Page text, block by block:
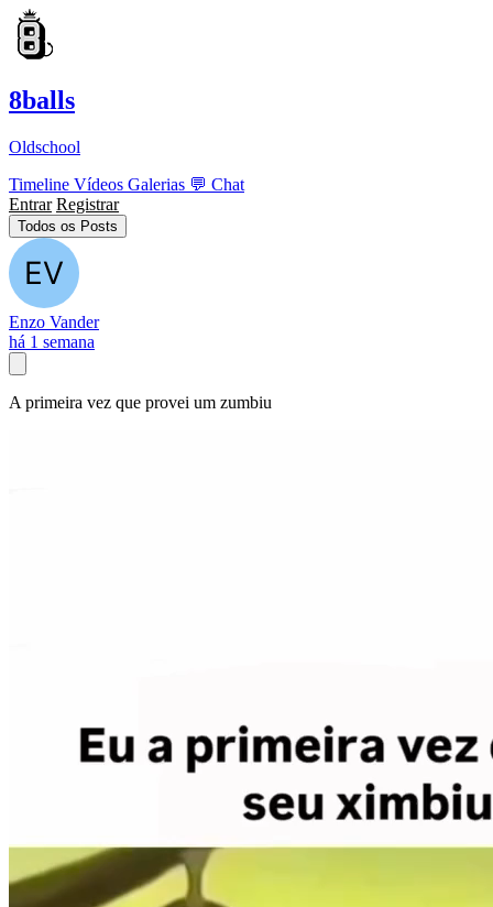
8balls
Oldschool
Timeline Vídeos Galerias 💬 Chat
Entrar Registrar
Todos os Posts
Enzo Vander
há 1 semana
A primeira vez que provei um zumbiu